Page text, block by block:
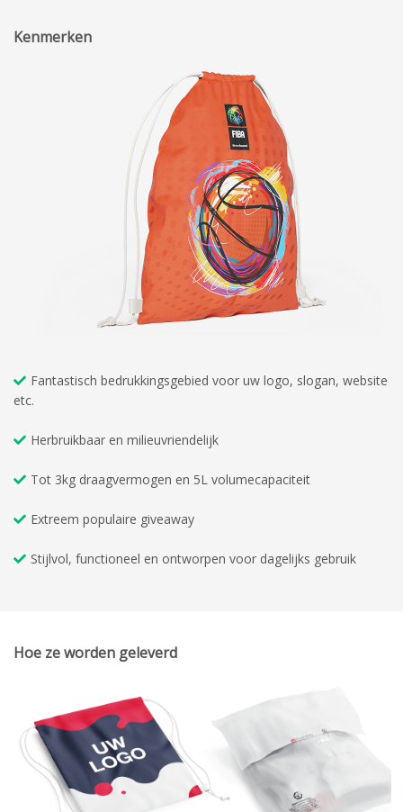
Kenmerken
Fantastisch bedrukkingsgebied voor uw logo, slogan, website
etc.
Herbruikbaar en milieuvriendelijk
Tot 3kg draagvermogen en 5L volumecapaciteit
Extreem populaire giveaway
Stijlvol, functioneel en ontworpen voor dagelijks gebruik
Hoe ze worden geleverd